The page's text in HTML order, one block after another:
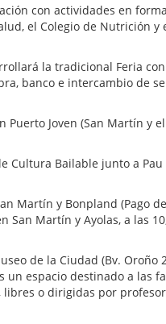
con actividades en
el Colegio de Nutrición y
la tradicional Feria con
banco e intercambio de
Joven (San Martín y
Cultura Bailable junto a Pau
Martín y Bonpland (Pago
San Martín y Ayolas, a las
de la Ciudad (Bv. Oroño
un espacio destinado a las
o dirigidas por